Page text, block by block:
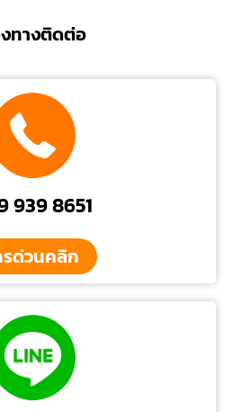
ทางติดต่อ
939 8651
รด่วนคลิก